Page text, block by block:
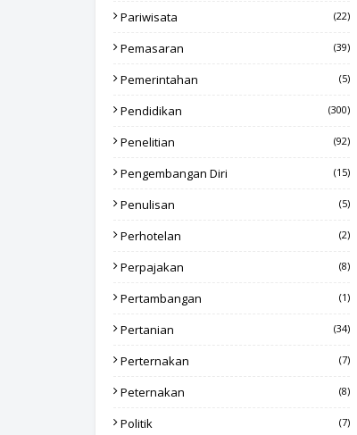
Pariwisata (22)
Pemasaran (39)
Pemerintahan (5)
Pendidikan (300)
Penelitian (92)
Pengembangan Diri (15)
Penulisan (5)
Perhotelan (2)
Perpajakan (8)
Pertambangan (1)
Pertanian (34)
Perternakan (7)
Peternakan (8)
Politik (7)